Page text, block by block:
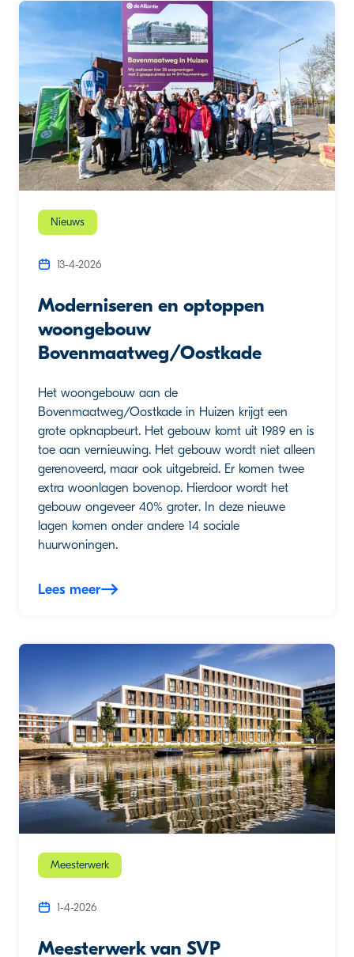
Nieuws
13-4-2026
Moderniseren en optoppen
woongebouw
Bovenmaatweg/Oostkade
Het woongebouw aan de
Bovenmaatweg/Oostkade in Huizen krijgt een
grote opknapbeurt. Het gebouw komt uit 1989 en is
toe aan vernieuwing. Het gebouw wordt niet alleen
gerenoveerd, maar ook uitgebreid. Er komen twee
extra woonlagen bovenop. Hierdoor wordt het
gebouw ongeveer 40% groter. In deze nieuwe
lagen komen onder andere 14 sociale
huurwoningen.
Lees meer
Meesterwerk
1-4-2026
Meesterwerk van SVP